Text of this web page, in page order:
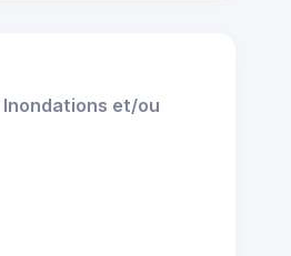
Inondations et/ou